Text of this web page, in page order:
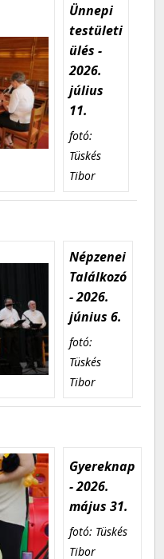
Ünnepi
testületi
ülés -
2026.
július
11.
fotó:
Tüskés
Tibor
Népzenei
Találkozó
- 2026.
június 6.
fotó:
Tüskés
Tibor
Gyereknap
- 2026.
május 31.
fotó: Tüskés
Tibor